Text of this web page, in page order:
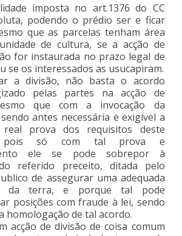
imposta no art.1376 do CC
podendo o prédio ser e ficar
que as parcelas tenham área
de cultura, se a acção de
for instaurada no prazo legal de
se os interessados as usucapiram.
a divisão, não basta o acordo
pelas partes na acção de
que com a invocação da
antes necessária e exigível a
prova dos requisitos deste
pois só com tal prova e
ele se pode sobrepor à
referido preceito, ditada pelo
de assegurar uma adequada
da terra, e porque tal pode
posições com fraude à lei, sendo
homologação de tal acordo.
acção de divisão de coisa comum